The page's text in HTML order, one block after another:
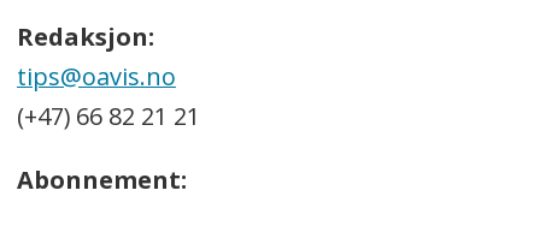
Redaksjon:
tips@oavis.no
(+47) 66 82 21 21
Abonnement: